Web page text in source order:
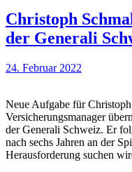
Christoph
der Generali
24. Februar 2022
Neue Aufgabe für
Versicherungsmanager
der Generali Schweiz. Er
nach sechs Jahren an der
Herausforderung suchen